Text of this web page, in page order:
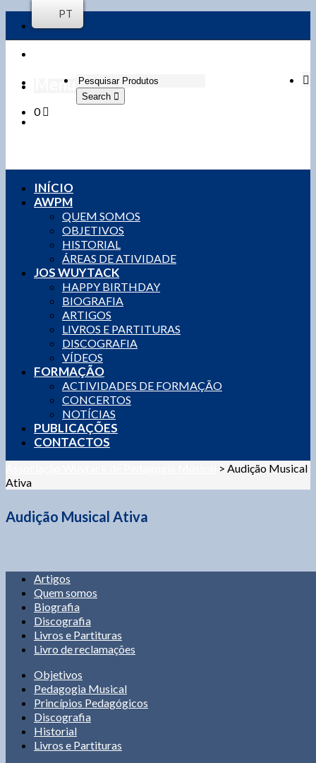
Menu
Search
0
INÍCIO
AWPM
QUEM SOMOS
OBJETIVOS
HISTORIAL
ÁREAS DE ATIVIDADE
JOS WUYTACK
HAPPY BIRTHDAY
BIOGRAFIA
ARTIGOS
LIVROS E PARTITURAS
DISCOGRAFIA
VÍDEOS
FORMAÇÃO
ACTIVIDADES DE FORMAÇÃO
CONCERTOS
NOTÍCIAS
PUBLICAÇÕES
CONTACTOS
> Audição Musical
Ativa
Audição Musical Ativa
Artigos
Quem somos
Biografia
Discografia
Livros e Partituras
Livro de reclamações
Objetivos
Pedagogia Musical
Princípios Pedagógicos
Discografia
Historial
Livros e Partituras
PT